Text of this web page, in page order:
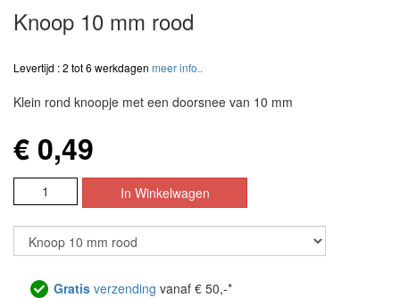
Knoop 10 mm rood
Levertijd : 2 tot 6 werkdagen meer info..
Klein rond knoopje met een doorsnee van 10 mm
€ 0,49
Gratis verzending vanaf € 50,-*